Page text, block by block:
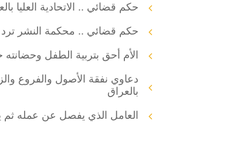
حكم قضائي .. الاتحادية العليا
حكم قضائي .. محكمة النشر ترد
الأم أحق بتربية الطفل
دعاوي نفقة الأصول والفروع
بالعراق
العامل الذي يفصل عن عمله ثم